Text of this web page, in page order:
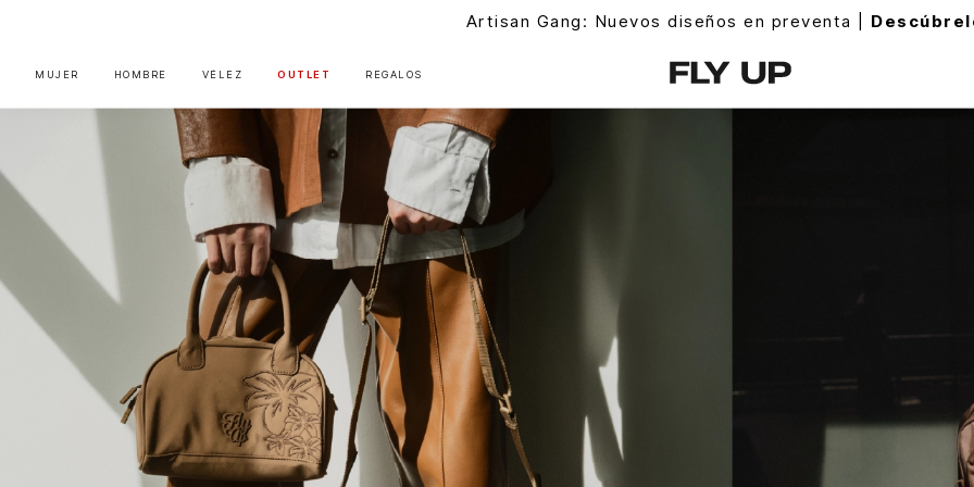
Artisan Gang: Nuevos diseños en preventa |
MUJER HOMBRE VÉLEZ OUTLET REGALOS